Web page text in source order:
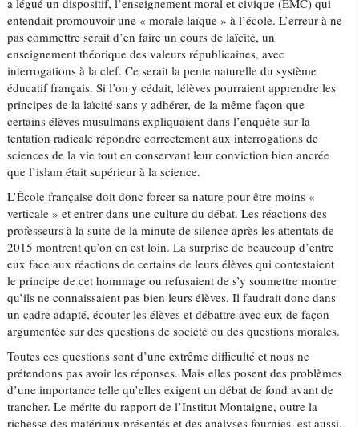
a légué un dispositif, l’enseignement moral et civique (EMC) qui
entendait promouvoir une « morale laïque » à l’école. L’erreur à ne
pas commettre serait d’en faire un cours de laïcité, un
enseignement théorique des valeurs républicaines, avec
interrogations à la clef. Ce serait la pente naturelle du système
éducatif français. Si l’on y cédait, lélèves pourraient apprendre les
principes de la laïcité sans y adhérer, de la même façon que
certains élèves musulmans expliquaient dans l’enquête sur la
tentation radicale répondre correctement aux interrogations de
sciences de la vie tout en conservant leur conviction bien ancrée
que l’islam était supérieur à la science.
L’École française doit donc forcer sa nature pour être moins «
verticale » et entrer dans une culture du débat. Les réactions des
professeurs à la suite de la minute de silence après les attentats de
2015 montrent qu’on en est loin. La surprise de beaucoup d’entre
eux face aux réactions de certains de leurs élèves qui contestaient
le principe de cet hommage ou refusaient de s’y soumettre montre
qu’ils ne connaissaient pas bien leurs élèves. Il faudrait donc dans
un cadre adapté, écouter les élèves et débattre avec eux de façon
argumentée sur des questions de société ou des questions morales.
Toutes ces questions sont d’une extrême difficulté et nous ne
prétendons pas avoir les réponses. Mais elles posent des problèmes
d’une importance telle qu’elles exigent un débat de fond avant de
trancher. Le mérite du rapport de l’Institut Montaigne, outre la
richesse des matériaux présentés et des analyses fournies, est aussi,